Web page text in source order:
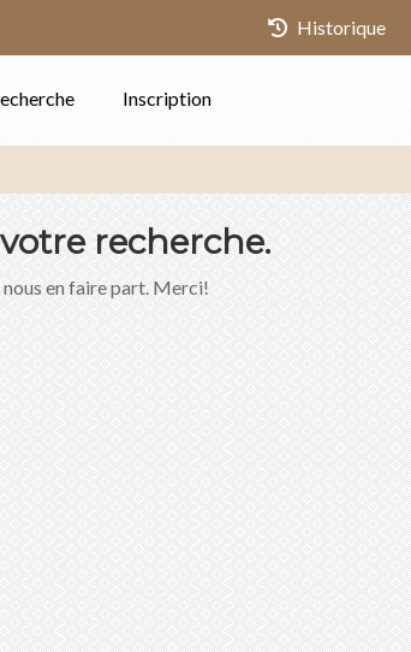
Historique
Inscription
recherche.
en faire part. Merci!